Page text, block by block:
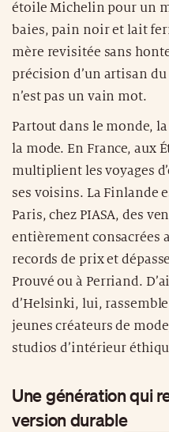
étoile Michelin pour un
baies, pain noir et lait
mère revisitée sans
précision d’un artisan
n’est pas un vain mot.
Partout dans le monde,
la mode. En France, aux
multiplient les voyages
ses voisins. La Finlande
Paris, chez PIASA, des
entièrement consacrées
records de prix et
Prouvé ou à Perriand.
d’Helsinki, lui,
jeunes créateurs de
studios d’intérieur
Une génération qui
version durable